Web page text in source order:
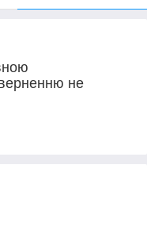
не